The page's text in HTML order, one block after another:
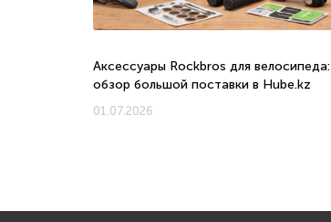
Аксессуары Rockbros для велосипеда:
обзор большой поставки в Hube.kz
01.07.2026